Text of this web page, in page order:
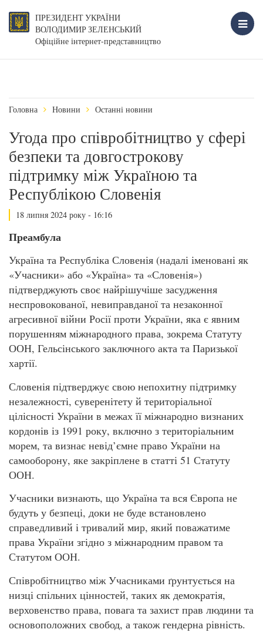
ПРЕЗИДЕНТ УКРАЇНИ
ВОЛОДИМИР ЗЕЛЕНСЬКИЙ
Офіційне інтернет-представництво
Головна Новини Останні новини
Угода про співробітництво у сфері
безпеки та довгострокову
підтримку між Україною та
Республікою Словенія
18 липня 2024 року - 16:16
Преамбула
Україна та Республіка Словенія (надалі іменовані як
«Учасники» або «Україна» та «Словенія»)
підтверджують своє найрішучіше засудження
неспровокованої, невиправданої та незаконної
агресивної війни Росії проти України, яка є явним
порушенням міжнародного права, зокрема Статуту
ООН, Гельсінського заключного акта та Паризької
хартії.
Словенія підтверджує свою непохитну підтримку
незалежності, суверенітету й територіальної
цілісності України в межах її міжнародно визнаних
кордонів із 1991 року, включно з територіальним
морем, та визнає невід’ємне право України на
самооборону, яке закріплене в статті 51 Статуту
ООН.
Учасники визнають, що Україна та вся Європа не
будуть у безпеці, доки не буде встановлено
справедливий і тривалий мир, який поважатиме
права України згідно з міжнародним правом та
Статутом ООН.
Співробітництво між Учасниками ґрунтується на
низці спільних цінностей, таких як демократія,
верховенство права, повага та захист прав людини та
основоположних свобод, а також гендерна рівність.